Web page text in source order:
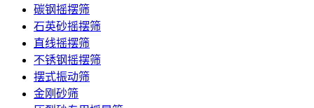
碳钢摇摆筛
石英砂摇摆筛
直线摇摆筛
不锈钢摇摆筛
摆式振动筛
金刚砂筛